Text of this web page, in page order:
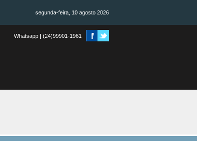
segunda-feira, 10 agosto 2026
Whatsapp | (24)99901-1961